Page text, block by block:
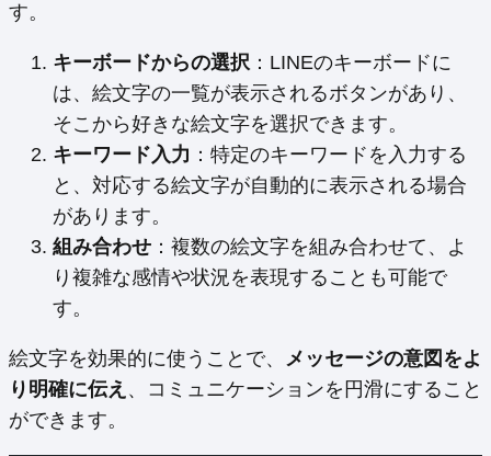
す。
キーボードからの選択：LINEのキーボードに
は、絵文字の一覧が表示されるボタンがあり、
そこから好きな絵文字を選択できます。
キーワード入力 ：特定のキーワードを入力する
と、対応する絵文字が自動的に表示される場合
があります。
組み合わせ ：複数の絵文字を組み合わせて、よ
り複雑な感情や状況を表現することも可能で
す。
絵文字を効果的に使うことで、 メッセージの意図をよ
り明確に伝え 、コミュニケーションを円滑にすること
ができます。